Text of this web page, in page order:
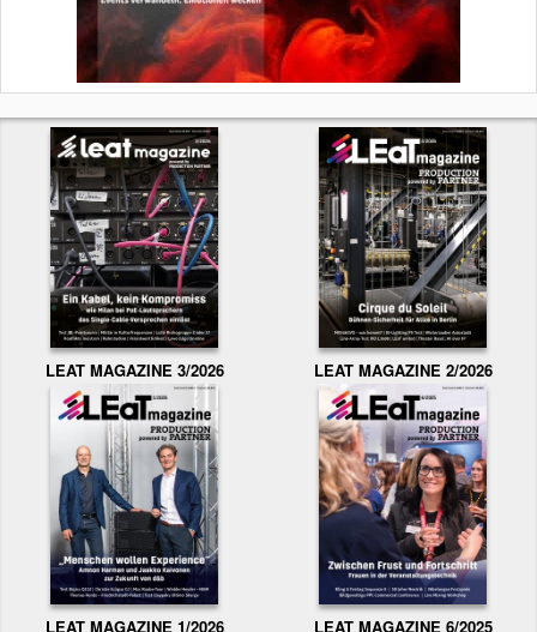
LEAT MAGAZINE 3/2026 LEAT MAGAZINE 2/2026
LEAT MAGAZINE 1/2026 LEAT MAGAZINE 6/2025